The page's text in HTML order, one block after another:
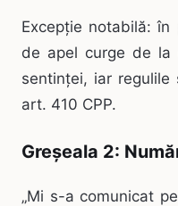
Excepție notabilă: în
de apel curge de la
sentinței, iar
art. 410 CPP.
Greșeala 2:
„Mi s-a comunicat